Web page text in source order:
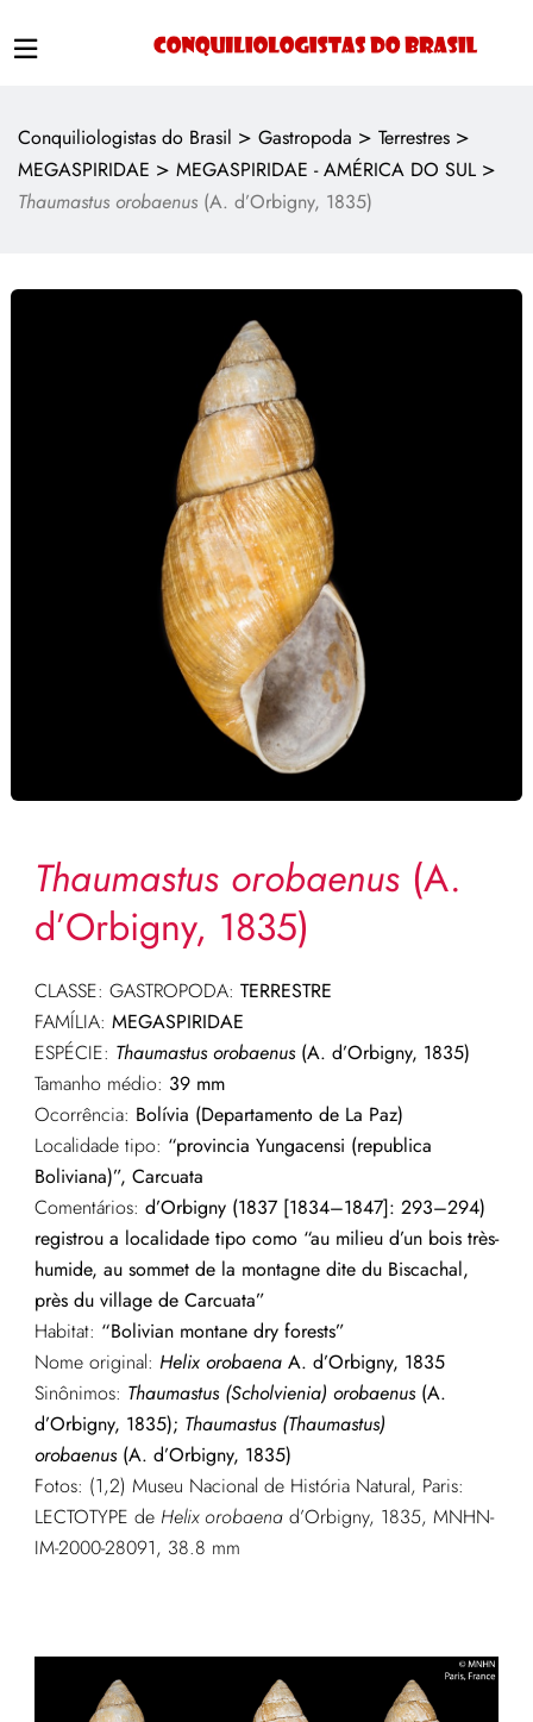
Conquiliologistas do Brasil > Gastropoda > Terrestres >
MEGASPIRIDAE > MEGASPIRIDAE - AMÉRICA DO SUL >
Thaumastus orobaenus (A. d’Orbigny, 1835)
Thaumastus orobaenus(A.
d’Orbigny, 1835)
CLASSE: GASTROPODA: TERRESTRE
FAMÍLIA: MEGASPIRIDAE
ESPÉCIE: Thaumastus orobaenus(A. d’Orbigny, 1835)
Tamanho médio: 39 mm
Ocorrência: Bolívia (Departamento de La Paz)
Localidade tipo: “provincia Yungacensi (republica
Boliviana)”, Carcuata
Comentários: d’Orbigny (1837 [1834–1847]: 293–294)
registrou a localidade tipo como “au milieu d’un bois très-
humide, au sommet de la montagne dite du Biscachal,
près du village de Carcuata”
Habitat: “Bolivian montane dry forests”
Nome original: Helix orobaenaA. d’Orbigny, 1835
Sinônimos: Thaumastus (Scholvienia) orobaenus(A.
d’Orbigny, 1835); Thaumastus (Thaumastus)
orobaenus(A. d’Orbigny, 1835)
Fotos: (1,2) Museu Nacional de História Natural, Paris:
LECTOTYPE de Helix orobaenad’Orbigny, 1835, MNHN-
IM-2000-28091, 38.8 mm